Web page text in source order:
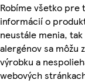
Robíme všetko pre
informácií o
neustále menia,
alergénov sa môžu
výrobku a
webových